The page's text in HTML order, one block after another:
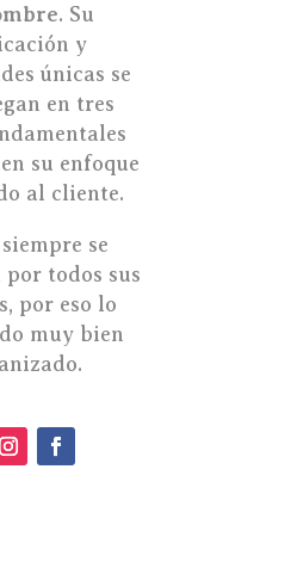
. Su
y
únicas se
en tres
su enfoque
al cliente.
se
por todos sus
por eso lo
muy bien